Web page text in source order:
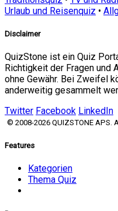
Urlaub und Reisenquiz •
Disclaimer
QuizStone ist ein Quiz
Richtigkeit der Fragen und
ohne Gewähr. Bei Zweifel
anderweitig gesammelt
Twitter Facebook LinkedIn
© 2008-2026 QUIZSTONE APS.
Features
Kategorien
Thema Quiz